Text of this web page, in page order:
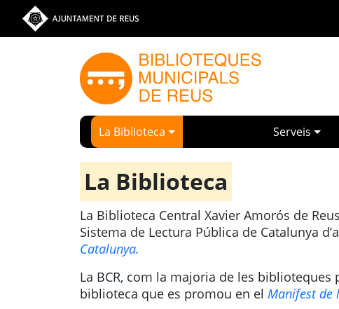
Vés al contingut
Ves a la web de l'Ajuntament de Reus
La Biblioteca Serveis
La Biblioteca
La Biblioteca Central Xavier Amorós de
Sistema de Lectura Pública de Catalunya
Catalunya.
La BCR, com la majoria de les
biblioteca que es promou en el Manifest de